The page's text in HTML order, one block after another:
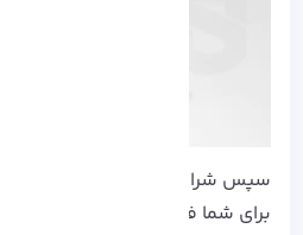
سپس شرایطی برای ایجاد صفحه